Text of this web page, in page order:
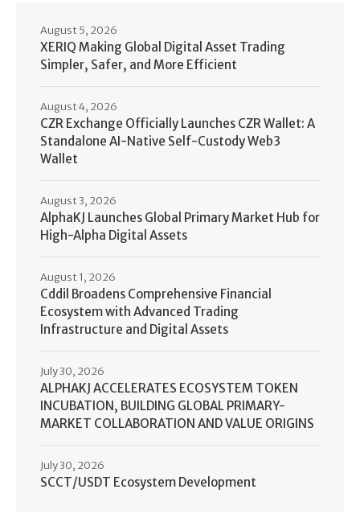
XERIQ Making Global Digital Asset Trading
Simpler, Safer, and More Efficient
August 5, 2026
CZR Exchange Officially Launches CZR Wallet: A
Standalone AI-Native Self-Custody Web3
Wallet
August 4, 2026
AlphaKJ Launches Global Primary Market Hub for
High-Alpha Digital Assets
August 3, 2026
Cddil Broadens Comprehensive Financial
Ecosystem with Advanced Trading
Infrastructure and Digital Assets
August 1, 2026
ALPHAKJ ACCELERATES ECOSYSTEM TOKEN
INCUBATION, BUILDING GLOBAL PRIMARY-
MARKET COLLABORATION AND VALUE ORIGINS
July 30, 2026
SCCT/USDT Ecosystem Development
July 30, 2026